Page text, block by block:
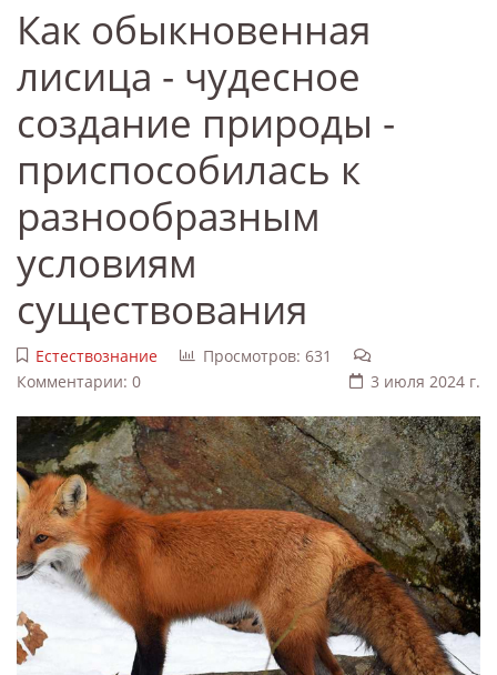
Как обыкновенная
лисица - чудесное
создание природы -
приспособилась к
разнообразным
условиям
существования
Естествознание
Просмотров: 631
Комментарии: 0
3 июля 2024 г.